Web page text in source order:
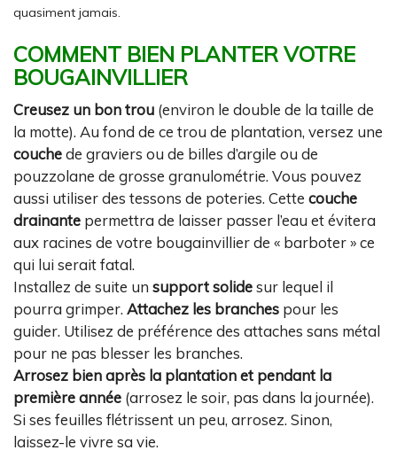
quasiment jamais.
COMMENT BIEN PLANTER VOTRE
BOUGAINVILLIER
Creusez un bon trou (environ le double de la taille de
la motte). Au fond de ce trou de plantation, versez une
couchede graviers ou de billes d’argile ou de
pouzzolane de grosse granulométrie. Vous pouvez
aussi utiliser des tessons de poteries. Cette couche
drainante permettra de laisser passer l’eau et évitera
aux racines de votre bougainvillier de « barboter » ce
qui lui serait fatal.
Installez de suite un support solidesur lequel il
pourra grimper. Attachez les branches pour les
guider. Utilisez de préférence des attaches sans métal
pour ne pas blesser les branches.
Arrosez bien après la plantation et pendant la
première année (arrosez le soir, pas dans la journée).
Si ses feuilles flétrissent un peu, arrosez. Sinon,
laissez-le vivre sa vie.